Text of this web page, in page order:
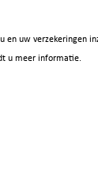
uw verzekeringen
u meer informatie.